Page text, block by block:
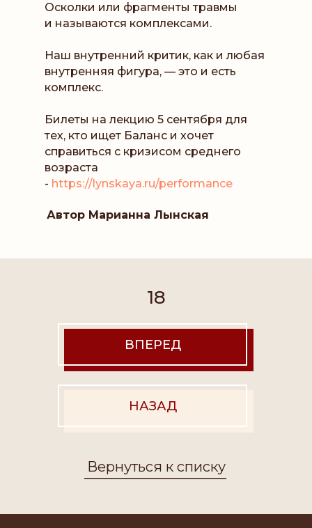
Осколки или фрагменты травмы
и называются комплексами.
Наш внутренний критик, как и любая
внутренняя фигура, — это и есть
комплекс.
Билеты на лекцию 5 сентября для
тех, кто ищет Баланс и хочет
справиться с кризисом среднего
возраста
- https://lynskaya.ru/performance
Автор Марианна Лынская
НАЗАД
ВПЕРЕД
18
Вернуться к списку
ОГРНИП 317774600600655
Расчетный счет 40802810300002456313
Банк АО «ТИНЬКОФФ БАНК»
ИНН банка 7710140679
БИК банка 044525974
Юридический адрес: Российская
Федерация, 109429, Москва г, кВ-л 4-й